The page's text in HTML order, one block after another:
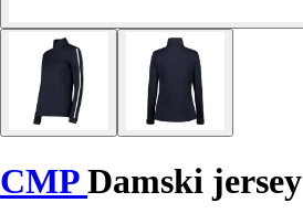
CMPDamski jersey